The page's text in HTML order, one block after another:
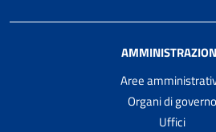
Aree
Organi di governo
Uffici